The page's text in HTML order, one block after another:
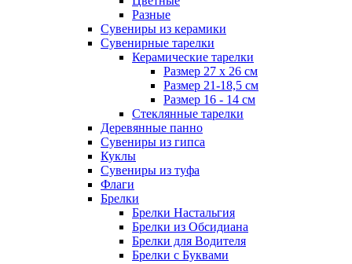
Разные
Сувениры из керамики
Сувенирные тарелки
Керамические тарелки
Размер 27 х 26 см
Размер 21-18,5 см
Размер 16 - 14 см
Стеклянные тарелки
Деревянные панно
Сувениры из гипса
Куклы
Сувениры из туфа
Флаги
Брелки
Брелки Настальгия
Брелки из Обсидиана
Брелки для Водителя
Брелки с Буквами